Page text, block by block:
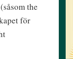
the
för